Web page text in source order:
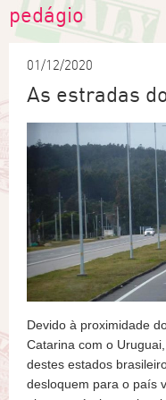
pedágio
01/12/2020
As estradas
Devido à proximidade
Catarina com o
destes estados
desloquem para o país